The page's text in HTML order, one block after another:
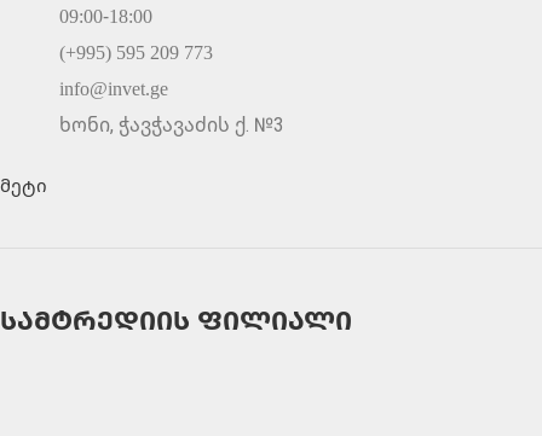
09:00-18:00
(+995) 595 209 773
info@invet.ge
ხონი, ჭავჭავაძის ქ. №3
მეტი
სამტრედიის ფილიალი